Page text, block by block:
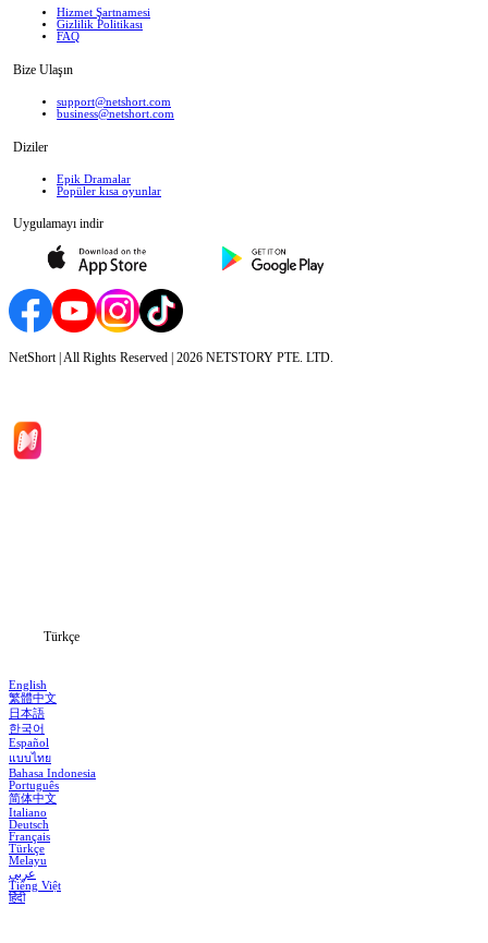
Hizmet Şartnamesi
Gizlilik Politikası
FAQ
Bize Ulaşın
support@netshort.com
business@netshort.com
Diziler
Epik Dramalar
Popüler kısa oyunlar
Uygulamayı indir
NetShort | All Rights Reserved | 2026 NETSTORY PTE. LTD.
Türkçe
English
繁體中文
日本語
한국어
Español
แบบไทย
Bahasa Indonesia
Português
简体中文
Italiano
Deutsch
Français
Türkçe
Melayu
عربي
Tiếng Việt
हिंदी